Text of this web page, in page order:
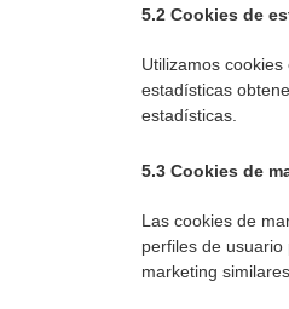
5.2 Cookies de
Utilizamos
estadísticas
estadísticas.
5.3 Cookies de
Las cookies de
perfiles de
marketing similares.